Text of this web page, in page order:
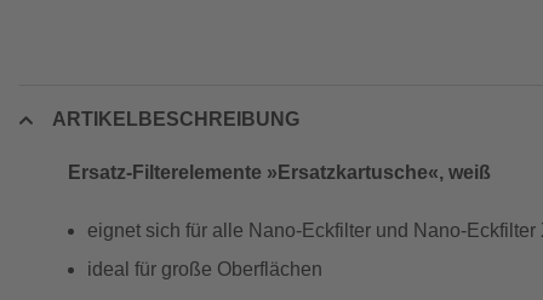
ARTIKELBESCHREIBUNG
Ersatz-Filterelemente »Ersatzkartusche«, weiß
eignet sich für alle Nano-Eckfilter und Nano-Eckfilter
ideal für große Oberflächen